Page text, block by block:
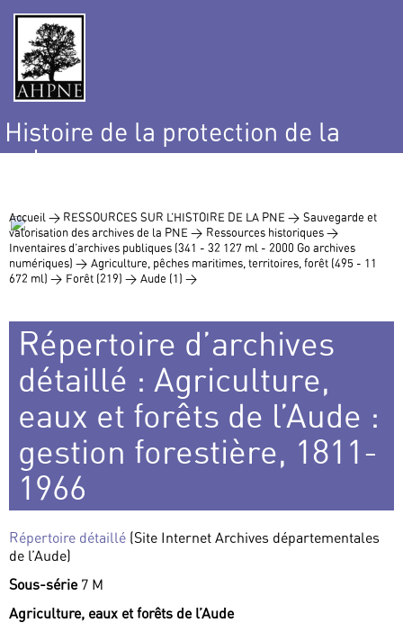
Histoire de la protection de la
nature
Accueil > RESSOURCES SUR L’HISTOIRE DE LA PNE > Sauvegarde et
valorisation des archives de la PNE > Ressources historiques >
Inventaires d’archives publiques (341 - 32 127 ml - 2000 Go archives
numériques) > Agriculture, pêches maritimes, territoires, forêt (495 - 11
672 ml) > Forêt (219) > Aude (1) >
Répertoire d’archives
détaillé : Agriculture,
eaux et forêts de l’Aude :
gestion forestière, 1811-
1966
Répertoire détaillé (Site Internet Archives départementales
de l’Aude)
Sous-série7 M
Agriculture, eaux et forêts de l’Aude